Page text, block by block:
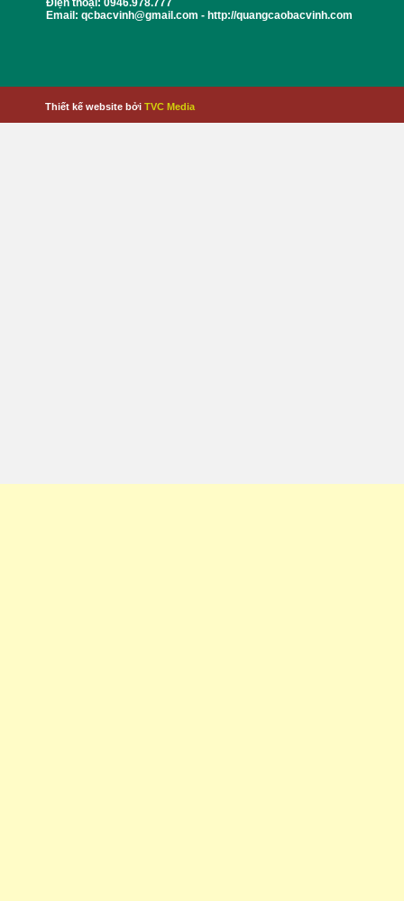
Điện thoại: 0946.978.777
Email: qcbacvinh@gmail.com - http://quangcaobacvinh.com
Thiết kế website bởi TVC Media